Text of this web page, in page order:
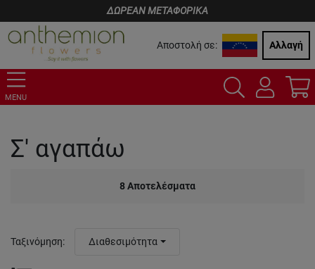
ΔΩΡΕΑΝ ΜΕΤΑΦΟΡΙΚΑ
Αποστολή σε: Αλλαγή
MENU
Σ' αγαπάω
8Αποτελέσματα
Ταξινόμηση: Διαθεσιμότητα